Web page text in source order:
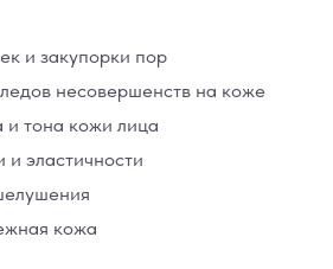
и закупорки пор
несовершенств на коже
тона кожи лица
и эластичности
кожа